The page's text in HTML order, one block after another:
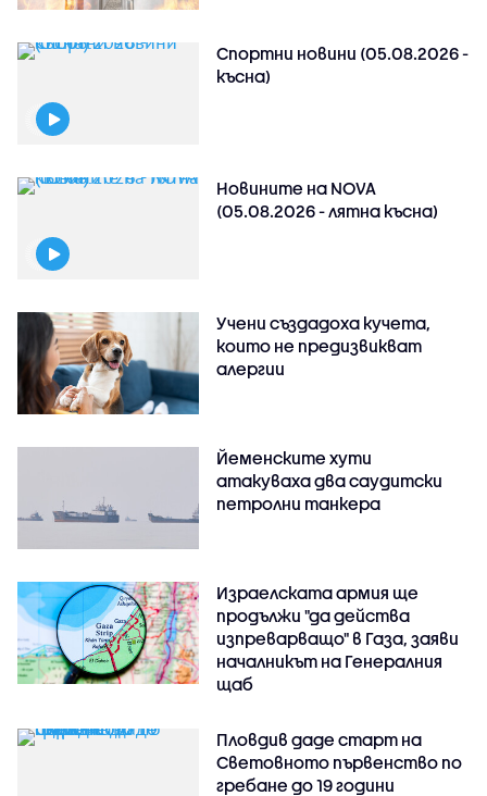
Спортни новини (05.08.2026 -
късна)
Новините на NOVA
(05.08.2026 - лятна късна)
Учени създадоха кучета,
които не предизвикват
алергии
Йеменските хути
атакуваха два саудитски
петролни танкера
Израелската армия ще
продължи "да действа
изпреварващо" в Газа, заяви
началникът на Генералния
щаб
Пловдив даде старт на
Световното първенство по
гребане до 19 години